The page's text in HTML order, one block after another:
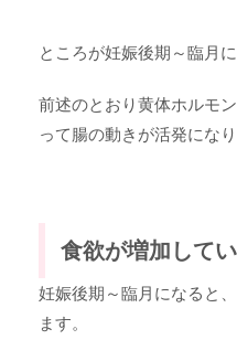
ところが妊娠後期～臨月
前述のとおり黄体ホルモ
って腸の動きが活発にな
食欲が増加して
妊娠後期～臨月になると
ます。